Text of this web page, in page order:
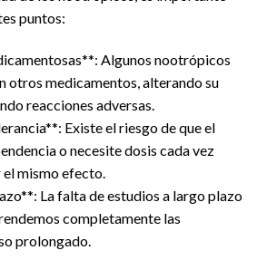
puntos:
Algunos nootrópicos
otros medicamentos, alterando su
reacciones adversas.
Existe el riesgo de que el
o necesite dosis cada vez
mismo efecto.
La falta de estudios a largo plazo
completamente las
prolongado.